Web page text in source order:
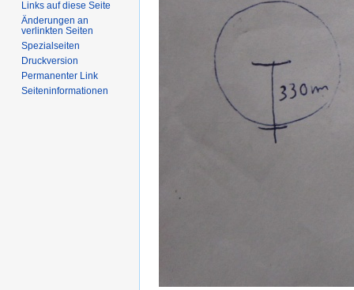
Links auf diese Seite
Änderungen an
verlinkten Seiten
Spezialseiten
Druckversion
Permanenter Link
Seiten­informationen